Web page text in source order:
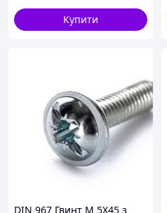
Купити
DIN 967 Гвинт М 5Х45 з